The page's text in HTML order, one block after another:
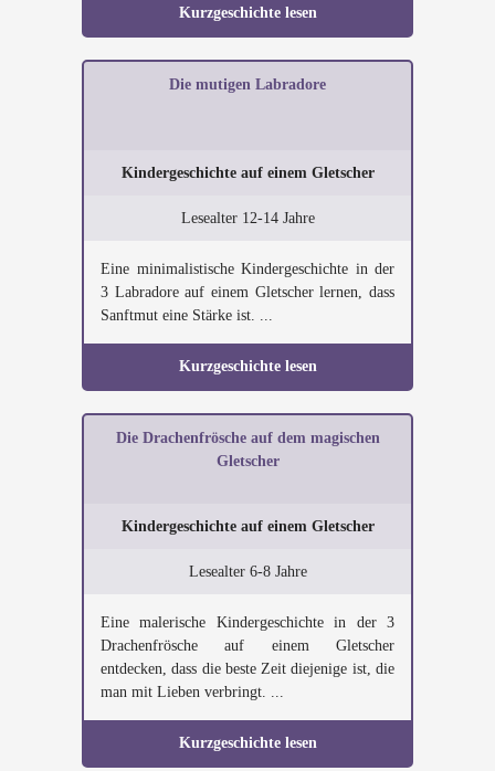
Kurzgeschichte lesen
Die mutigen Labradore
Kindergeschichte auf einem Gletscher
Lesealter 12-14 Jahre
Eine minimalistische Kindergeschichte in der
3 Labradore auf einem Gletscher lernen, dass
Sanftmut eine Stärke ist. ...
Kurzgeschichte lesen
Die Drachenfrösche auf dem magischen
Gletscher
Kindergeschichte auf einem Gletscher
Lesealter 6-8 Jahre
Eine malerische Kindergeschichte in der 3
Drachenfrösche auf einem Gletscher
entdecken, dass die beste Zeit diejenige ist, die
man mit Lieben verbringt. ...
Kurzgeschichte lesen